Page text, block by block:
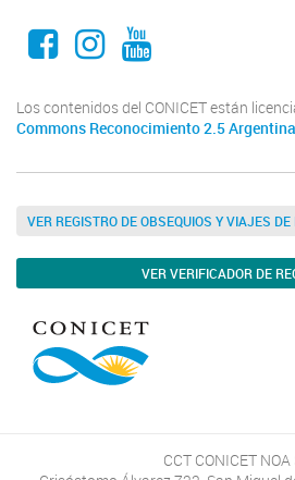
Facebook
Instagram
Youtube
Los contenidos del CONICET están
Commons Reconocimiento 2.5
VER REGISTRO DE OBSEQUIOS Y VIAJES
VER VERIFICADOR DE
CCT CONICET NOA